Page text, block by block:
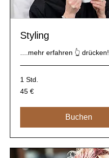
Styling
....mehr erfahren 👆 drücken!
1 Std.
45
Euro
45 €
Buchen